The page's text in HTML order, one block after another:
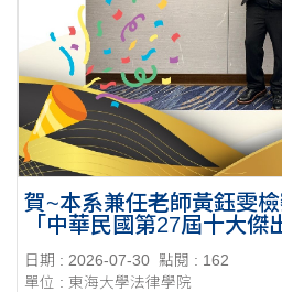
賀~本系兼任老師黃鈺雯
「中華民國第27屆十大傑
日期 : 2026-07-30 點閱 : 162
單位 : 東海大學法律學院